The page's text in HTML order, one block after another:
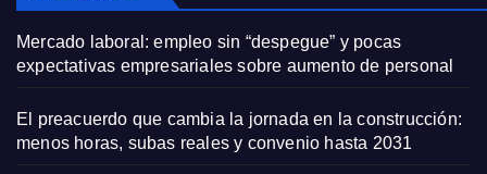
Mercado laboral: empleo sin “despegue” y pocas
expectativas empresariales sobre aumento de personal
El preacuerdo que cambia la jornada en la construcción:
menos horas, subas reales y convenio hasta 2031